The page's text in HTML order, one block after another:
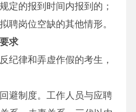
定的报到时间内报到的；
聘岗位空缺的其他情形。
求
纪律和弄虚作假的考生，
回避制度。工作人员与应聘